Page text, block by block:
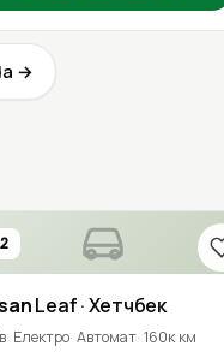
→
Leaf· Хетчбек
Електро Автомат 160к км